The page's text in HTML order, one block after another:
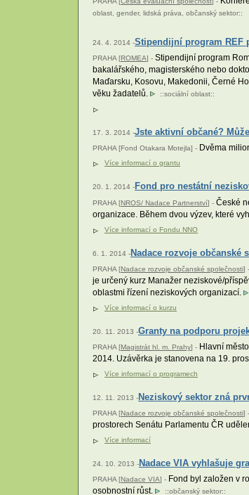
oblast, gender, lidská práva, občanský sektor::
24. 4. 2014 -Stipendijní program REF
PRAHA [ROMEA] - Stipendijní program
bakalářského, magisterského nebo
Maďarsku, Kosovu, Makedonii, Černé
věku žadatelů.
::sociální oblast::
17. 3. 2014 -Jste aktivní občané?
PRAHA [Fond Otakara Motejla] - Dvěma
Více informací o grantu
20. 1. 2014 -Fond pro nestátní
PRAHA [NROS/ Nadace Partnerství] - České
organizace. Během dvou výzev, které
Více informací o Fondu NNO
6. 1. 2014 -Nadace rozvoje občanské
PRAHA [Nadace rozvoje občanské společnosti] -
je určený kurz Manažer neziskové/
oblastmi řízení neziskových organizací.
Více informací o kurzu
20. 11. 2013 -Granty na podporu
PRAHA [Magistrát hl. m. Prahy] - Hlavní
2014. Uzávěrka je stanovena na 19.
Více informací o programech
12. 11. 2013 -Neziskový sektor zná
PRAHA [Nadace rozvoje občanské společnosti] -
prostorech Senátu Parlamentu ČR
Více informací
24. 10. 2013 -Nadace VIA vyhlašuje
PRAHA [Nadace VIA] - Fond byl založen v
osobnostní růst.
::občanský sektor::